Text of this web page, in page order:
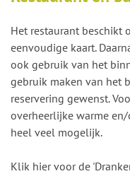
Het restaurant beschikt
eenvoudige kaart.
ook gebruik van het
gebruik maken van het
reservering gewenst.
overheerlijke warme
heel veel mogelijk.
Klik hier voor de